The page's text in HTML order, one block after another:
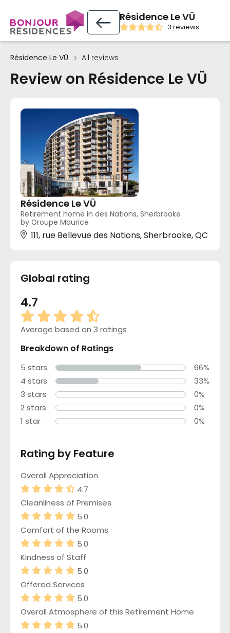
Résidence Le VÜ
3 reviews
Résidence Le VÜ All reviews
Review on Résidence Le VÜ
Résidence Le VÜ
Retirement home in des Nations, Sherbrooke
by Groupe Maurice
111, rue Bellevue des Nations, Sherbrooke, QC
Global rating
4.7
Average based on 3 ratings
Breakdown of Ratings
5 stars
66%
4 stars
33%
3 stars
0%
2 stars
0%
1 star
0%
Rating by Feature
Overall Appreciation
4.7
Cleanliness of Premises
5.0
Comfort of the Rooms
5.0
Kindness of Staff
5.0
Offered Services
5.0
Overall Atmosphere of this Retirement Home
5.0